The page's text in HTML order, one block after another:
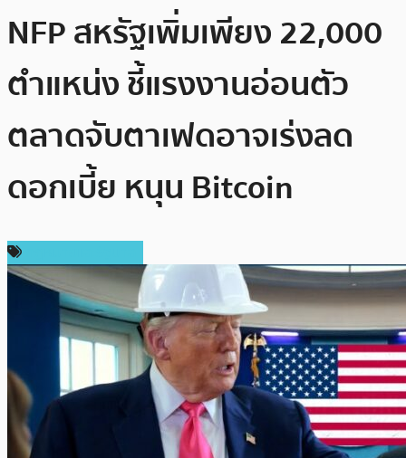
NFP สหรัฐเพิ่มเพียง 22,000
ตำแหน่ง ชี้แรงงานอ่อนตัว
ตลาดจับตาเฟดอาจเร่งลด
ดอกเบี้ย หนุน Bitcoin